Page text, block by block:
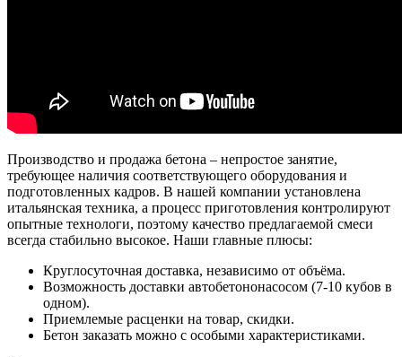
Производство и продажа бетона – непростое занятие,
требующее наличия соответствующего оборудования и
подготовленных кадров. В нашей компании установлена
итальянская техника, а процесс приготовления контролируют
опытные технологи, поэтому качество предлагаемой смеси
всегда стабильно высокое. Наши главные плюсы:
Круглосуточная доставка, независимо от объёма.
Возможность доставки автобетононасосом (7-10 кубов в
одном).
Приемлемые расценки на товар, скидки.
Бетон заказать можно с особыми характеристиками.